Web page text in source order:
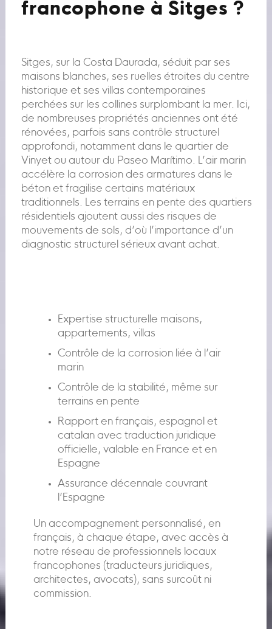
francophone à Sitges ?
Sitges, sur la Costa Daurada, séduit par ses
maisons blanches, ses ruelles étroites du centre
historique et ses villas contemporaines
perchées sur les collines surplombant la mer. Ici,
de nombreuses propriétés anciennes ont été
rénovées, parfois sans contrôle structurel
approfondi, notamment dans le quartier de
Vinyet ou autour du Paseo Marítimo. L’air marin
accélère la corrosion des armatures dans le
béton et fragilise certains matériaux
traditionnels. Les terrains en pente des quartiers
résidentiels ajoutent aussi des risques de
mouvements de sols, d’où l’importance d’un
diagnostic structurel sérieux avant achat.
Expertise structurelle maisons,
appartements, villas
Contrôle de la corrosion liée à l’air
marin
Contrôle de la stabilité, même sur
terrains en pente
Rapport en français, espagnol et
catalan avec traduction juridique
officielle, valable en France et en
Espagne
Assurance décennale couvrant
l’Espagne
Un accompagnement personnalisé, en
français, à chaque étape, avec accès à
notre réseau de professionnels locaux
francophones (traducteurs juridiques,
architectes, avocats), sans surcoût ni
commission.